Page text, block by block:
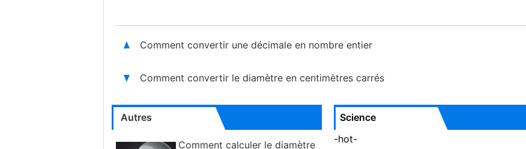
Comment convertir une décimale en nombre entier
Comment convertir le diamètre en centimètres carrés
Autres
Comment calculer le diamètre
Science
-hot-